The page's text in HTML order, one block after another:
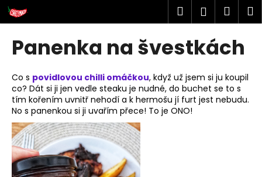
Přejít
na
obsah
Hledat
Panenka na švestkách
Co s povidlovou chilli omáčkou, když už jsem si ju koupil
co? Dát si ji jen vedle steaku je nudné, do buchet se to s
tím kořením uvnitř nehodí a k hermošu jí furt jest nebudu.
No s panenkou si ji uvařím přece! To je ONO!
K
o
C
o
p
o
t
ř
e